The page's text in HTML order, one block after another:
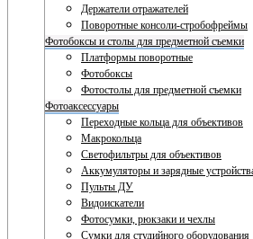
Держатели отражателей
Поворотные консоли-стробофреймы
Фотобоксы и столы для предметной съемки
Платформы поворотные
Фотобоксы
Фотостолы для предметной съемки
Фотоаксессуары
Переходные кольца для объективов
Макрокольца
Светофильтры для объективов
Аккумуляторы и зарядные
Пульты ДУ
Видоискатели
Фотосумки, рюкзаки и чехлы
Сумки для студийного оборудования